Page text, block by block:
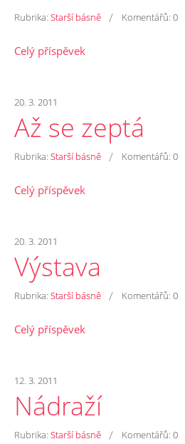
Rubrika: Starší básně / Komentářů: 0
Celý příspěvek
20. 3. 2011
Až se zeptá
Rubrika: Starší básně / Komentářů: 0
Celý příspěvek
20. 3. 2011
Výstava
Rubrika: Starší básně / Komentářů: 0
Celý příspěvek
12. 3. 2011
Nádraží
Rubrika: Starší básně / Komentářů: 0